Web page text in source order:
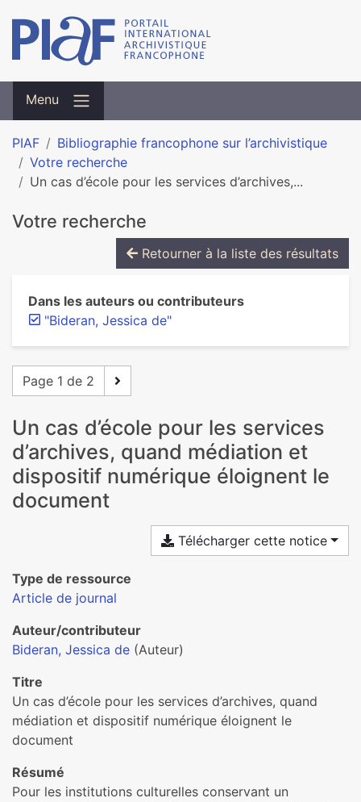
Menu
PIAF
Bibliographie francophone sur l’archivistique
Votre recherche
Un cas d’école pour les services d’archives,...
Votre recherche
Retourner à la liste des résultats
Dans les auteurs ou contributeurs
"Bideran, Jessica de"
Page 1 de 2
Un cas d’école pour les services
d’archives, quand médiation et
dispositif numérique éloignent le
document
Télécharger cette notice
Type de ressource
Article de journal
Auteur/contributeur
Bideran, Jessica de (Auteur)
Titre
Un cas d’école pour les services d’archives, quand
médiation et dispositif numérique éloignent le
document
Résumé
Pour les institutions culturelles conservant un